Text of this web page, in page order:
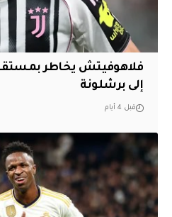
فلاهوفيتش يخاطر
إلى برشلونة
قبل 4 أيام